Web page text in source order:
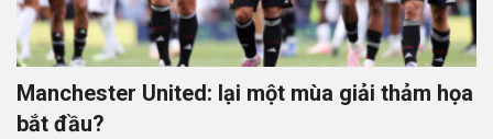
Manchester United: lại một mùa giải thảm họa
bắt đầu?